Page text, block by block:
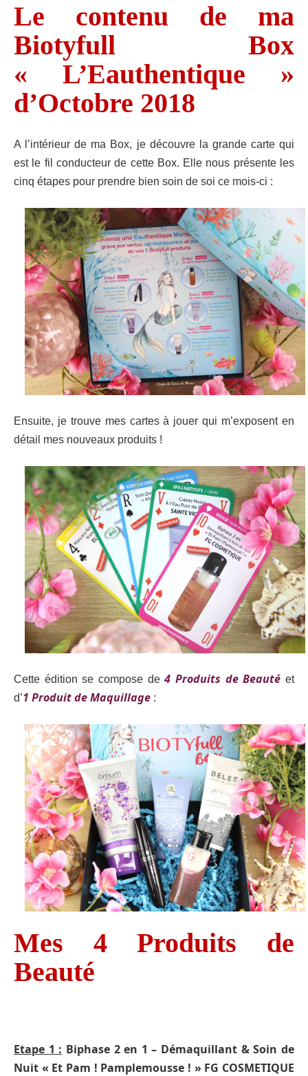
Le contenu de ma
Biotyfull Box
« L’Eauthentique »
d’Octobre 2018
A l’intérieur de ma Box, je découvre la grande carte qui
est le fil conducteur de cette Box. Elle nous présente les
cinq étapes pour prendre bien soin de soi ce mois-ci :
Ensuite, je trouve mes cartes à jouer qui m’exposent en
détail mes nouveaux produits !
Cette édition se compose de4 Produits de Beauté et
d’1 Produit de Maquillage :
Mes 4 Produits de
Beauté
Etape 1 : Biphase 2 en 1 – Démaquillant & Soin de
Nuit « Et Pam ! Pamplemousse ! » FG COSMETIQUE